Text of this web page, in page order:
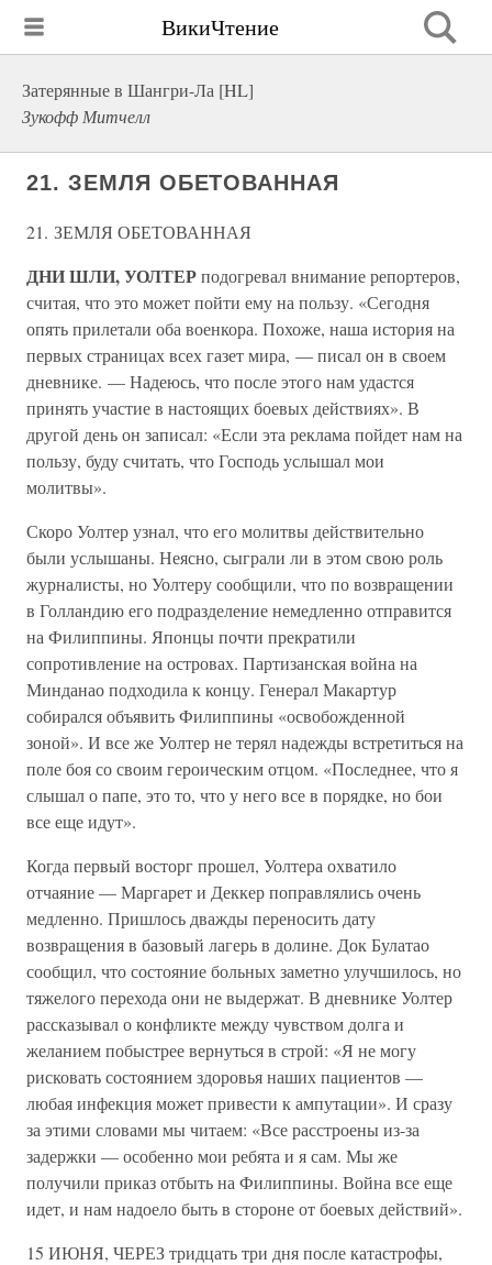
ВикиЧтение
Затерянные в Шангри-Ла [HL]
Зукофф Митчелл
21. ЗЕМЛЯ ОБЕТОВАННАЯ
21. ЗЕМЛЯ ОБЕТОВАННАЯ
ДНИ ШЛИ, УОЛТЕРподогревал внимание репортеров,
считая, что это может пойти ему на пользу. «Сегодня
опять прилетали оба военкора. Похоже, наша история на
первых страницах всех газет мира, — писал он в своем
дневнике. — Надеюсь, что после этого нам удастся
принять участие в настоящих боевых действиях». В
другой день он записал: «Если эта реклама пойдет нам на
пользу, буду считать, что Господь услышал мои
молитвы».
Скоро Уолтер узнал, что его молитвы действительно
были услышаны. Неясно, сыграли ли в этом свою роль
журналисты, но Уолтеру сообщили, что по возвращении
в Голландию его подразделение немедленно отправится
на Филиппины. Японцы почти прекратили
сопротивление на островах. Партизанская война на
Минданао подходила к концу. Генерал Макартур
собирался объявить Филиппины «освобожденной
зоной». И все же Уолтер не терял надежды встретиться на
поле боя со своим героическим отцом. «Последнее, что я
слышал о папе, это то, что у него все в порядке, но бои
все еще идут».
Когда первый восторг прошел, Уолтера охватило
отчаяние — Маргарет и Деккер поправлялись очень
медленно. Пришлось дважды переносить дату
возвращения в базовый лагерь в долине. Док Булатао
сообщил, что состояние больных заметно улучшилось, но
тяжелого перехода они не выдержат. В дневнике Уолтер
рассказывал о конфликте между чувством долга и
желанием побыстрее вернуться в строй: «Я не могу
рисковать состоянием здоровья наших пациентов —
любая инфекция может привести к ампутации». И сразу
за этими словами мы читаем: «Все расстроены из-за
задержки — особенно мои ребята и я сам. Мы же
получили приказ отбыть на Филиппины. Война все еще
идет, и нам надоело быть в стороне от боевых действий».
15 ИЮНЯ, ЧЕРЕЗ тридцать три дня после катастрофы,